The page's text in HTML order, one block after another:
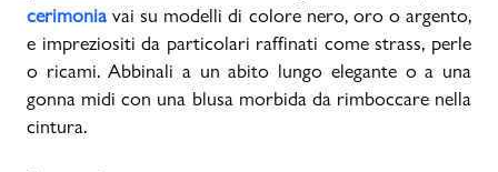
cerimoniavai su modelli di colore nero, oro o argento,
e impreziositi da particolari raffinati come strass, perle
o ricami. Abbinali a un abito lungo elegante o a una
gonna midi con una blusa morbida da rimboccare nella
cintura.